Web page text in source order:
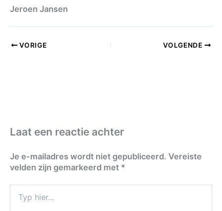
Jeroen Jansen
VORIGE VOLGENDE
Laat een reactie achter
Je e-mailadres wordt niet gepubliceerd. Vereiste
velden zijn gemarkeerd met *
hier...